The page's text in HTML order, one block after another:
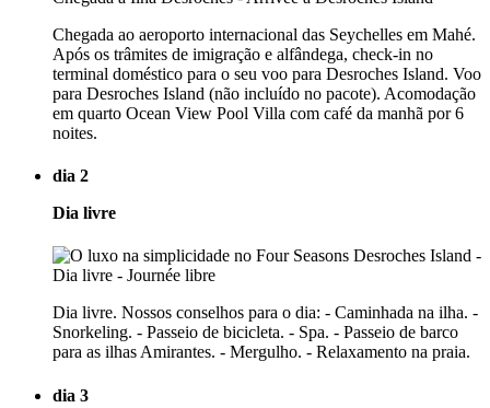
Chegada ao aeroporto internacional das Seychelles em Mahé.
Após os trâmites de imigração e alfândega, check-in no
terminal doméstico para o seu voo para Desroches Island. Voo
para Desroches Island (não incluído no pacote). Acomodação
em quarto Ocean View Pool Villa com café da manhã por 6
noites.
dia 2
Dia livre
Dia livre. Nossos conselhos para o dia: - Caminhada na ilha. -
Snorkeling. - Passeio de bicicleta. - Spa. - Passeio de barco
para as ilhas Amirantes. - Mergulho. - Relaxamento na praia.
dia 3